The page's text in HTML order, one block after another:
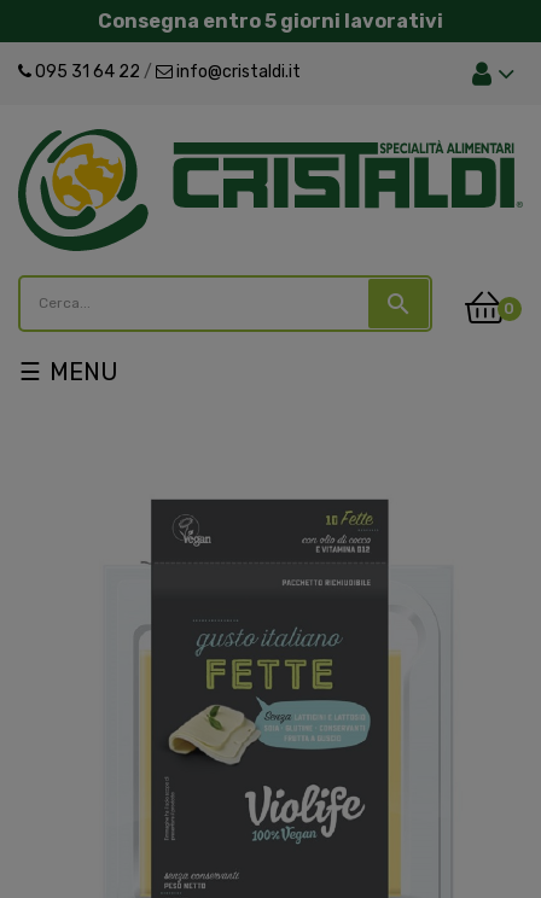
Consegna entro 5 giorni lavorativi
095 31 64 22 / info@cristaldi.it
search 0
navigazione
☰